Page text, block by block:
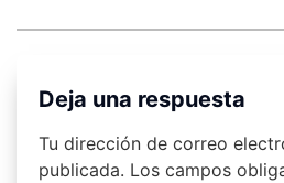
Deja una respuesta
Tu dirección de correo
publicada. Los campos